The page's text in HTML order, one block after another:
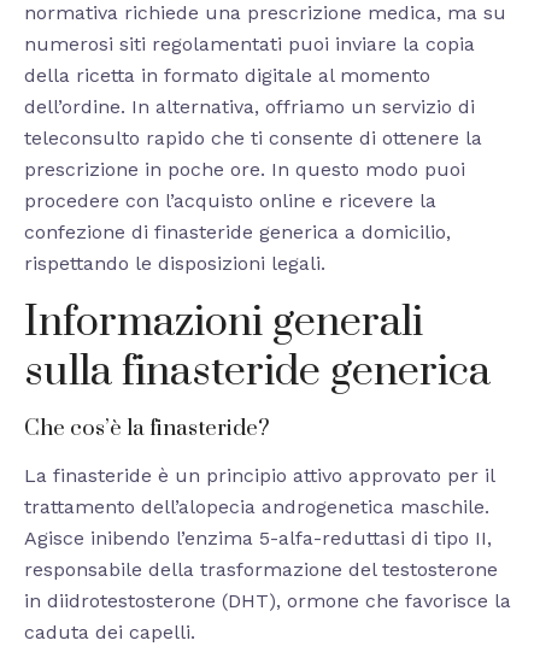
normativa richiede una prescrizione medica, ma su
numerosi siti regolamentati puoi inviare la copia
della ricetta in formato digitale al momento
dell’ordine. In alternativa, offriamo un servizio di
teleconsulto rapido che ti consente di ottenere la
prescrizione in poche ore. In questo modo puoi
procedere con l’acquisto online e ricevere la
confezione di finasteride generica a domicilio,
rispettando le disposizioni legali.
Informazioni generali
sulla finasteride generica
Che cos’è la finasteride?
La finasteride è un principio attivo approvato per il
trattamento dell’alopecia androgenetica maschile.
Agisce inibendo l’enzima 5-alfa-reduttasi di tipo II,
responsabile della trasformazione del testosterone
in diidrotestosterone (DHT), ormone che favorisce la
caduta dei capelli.